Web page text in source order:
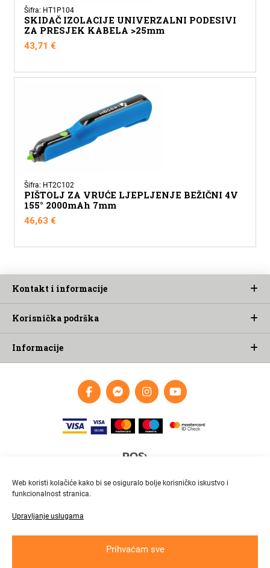
Web koristi kolačiće kako bi se osiguralo bolje korisničko iskustvo i
funkcionalnost stranica.
Upravljanje uslugama
Prihvaćam sve
Šifra: HT1P104
SKIDAČ IZOLACIJE UNIVERZALNI PODESIVI
ZA PRESJEK KABELA >25mm
43,71€
Šifra: HT2C102
PIŠTOLJ ZA VRUĆE LJEPLJENJE BEŽIČNI 4V
155° 2000mAh 7mm
46,63€
Kontakt i informacije
Korisnička podrška
Informacije
Brza i pouzdana dostava